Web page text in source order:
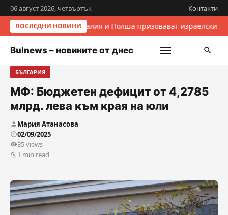
06 август 2026, четвъртък Контакти
ПОСЛЕДНИ НОВИНИИталия и Полша призовават
Bulnews – новините от днес
БЪЛГАРИЯ
МФ: Бюджетен дефицит от 4,2785
млрд. лева към края на юли
Мария Атанасова
02/09/2025
35 views
1 min read